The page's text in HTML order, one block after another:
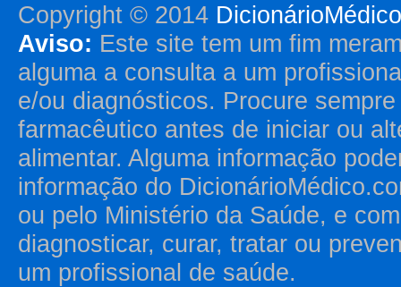
Copyright © 2014
Aviso: Este site tem um fim
alguma a consulta a um
e/ou diagnósticos. Procure
farmacêutico antes de iniciar ou
alimentar. Alguma informação
informação do
ou pelo Ministério da Saúde, e
diagnosticar, curar, tratar ou
um profissional de saúde.